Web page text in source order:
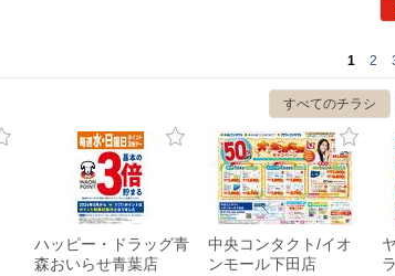
1 2
すべてのチラシ
ハッピー・ドラッグ青
森おいらせ青葉店
中央コンタクト/イオ
ンモール下田店